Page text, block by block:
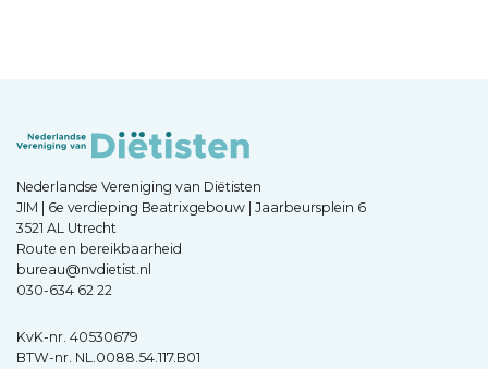
Nederlandse Vereniging van Diëtisten
JIM | 6e verdieping Beatrixgebouw | Jaarbeursplein 6
3521 AL Utrecht
Route en bereikbaarheid
bureau@nvdietist.nl
030-634 62 22
KvK-nr. 40530679
BTW-nr. NL.0088.54.117.B01